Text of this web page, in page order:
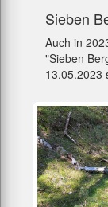
Sieben
Auch in
"Sieben
13.05.2023